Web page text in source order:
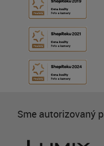
Sme autorizovaný